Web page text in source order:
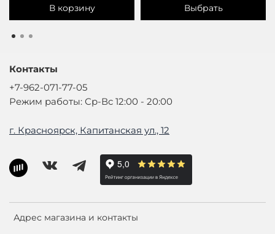
В корзину Выбрать
Адрес магазина и контакты
Контакты
+7-962-071-77-05
Режим работы: Ср-Вс 12:00 - 20:00
г. Красноярск, Капитанская ул., 12